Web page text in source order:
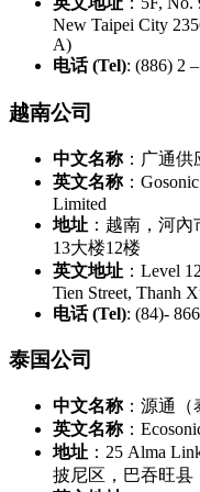
New Taipei City
A)
电话 (Tel): (886) 2
越南公司
中文名称：广通供
英文名称：
Limited
地址 ：越南，河
13大楼12楼
英文地址 ：Level
Tien Street, Thanh
电话 (Tel): (84)-
泰国公司
中文名称：源通（
英文名称：
地址 ：25 Alma
披尼区，巴吞旺县